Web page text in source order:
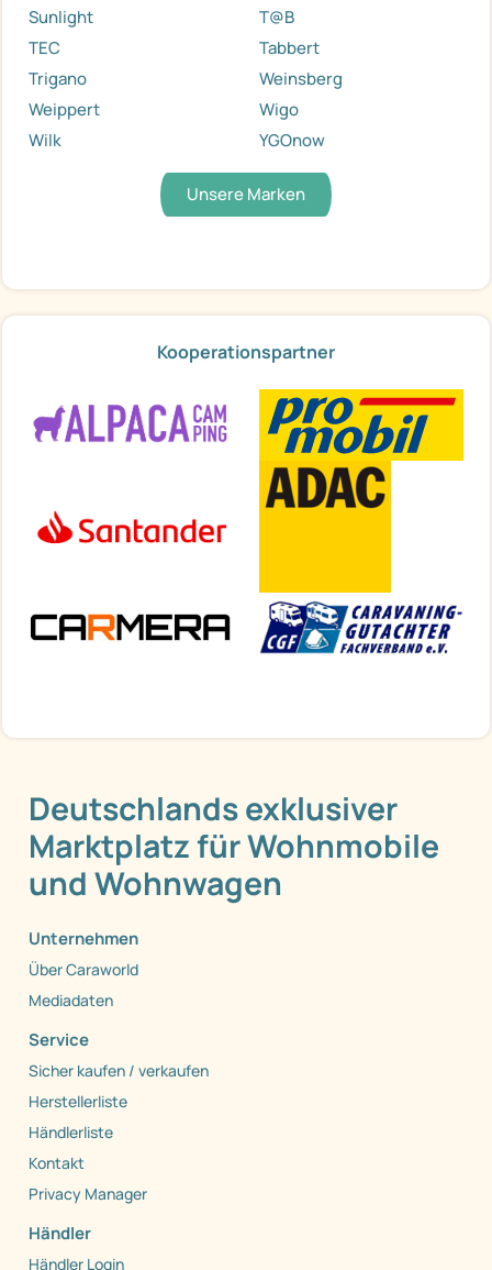
Sunlight
T@B
TEC
Tabbert
Trigano
Weinsberg
Weippert
Wigo
Wilk
YGOnow
Unsere Marken
Kooperationspartner
Deutschlands exklusiver
Marktplatz für Wohnmobile
und Wohnwagen
Unternehmen
Über Caraworld
Mediadaten
Service
Sicher kaufen / verkaufen
Herstellerliste
Händlerliste
Kontakt
Privacy Manager
Händler
Händler Login